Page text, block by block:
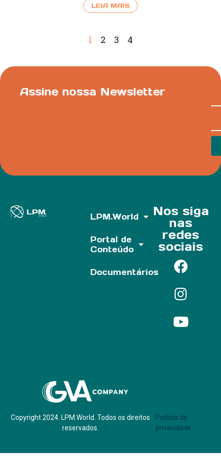
LEIA MAIS
1 2 3 4
Assine nossa Newsletter
LPM.World
Portal de
Conteúdo
Documentários
Nos siga
nas
redes
sociais
Copyright 2024. LPM.World. Todos os direitos
reservados.
Política de
privacidade.